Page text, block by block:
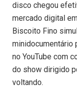
disco chegou
mercado digital
Biscoito Fino
minidocumentário
no YouTube com
do show dirigido
voltando.